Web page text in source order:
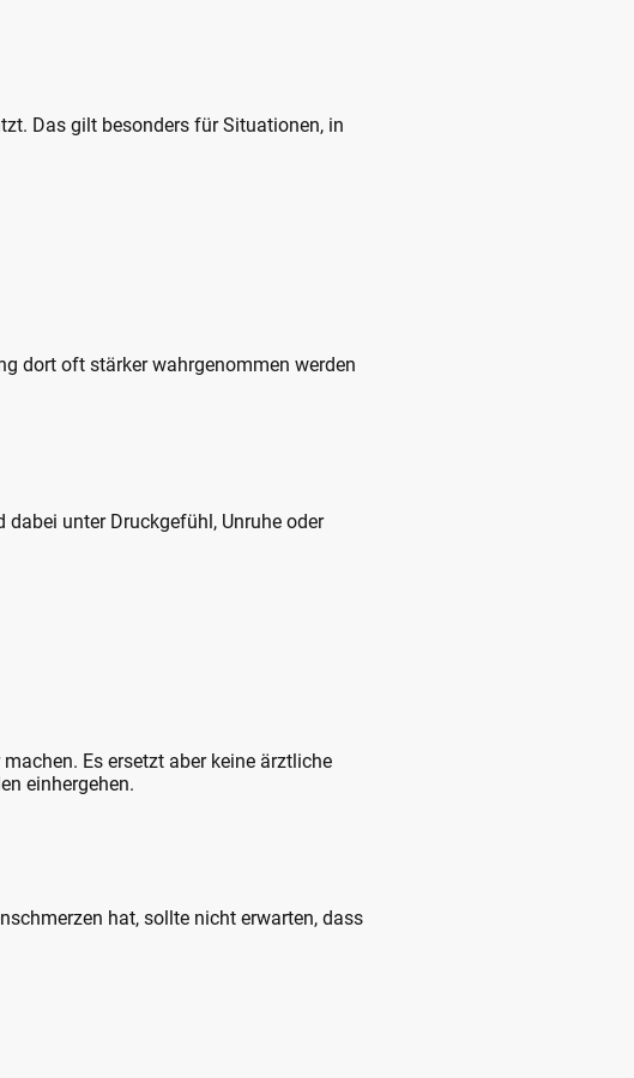
Das gilt besonders für Situationen, in
dort oft stärker wahrgenommen werden
unter Druckgefühl, Unruhe oder
Es ersetzt aber keine ärztliche
einhergehen.
hat, sollte nicht erwarten, dass